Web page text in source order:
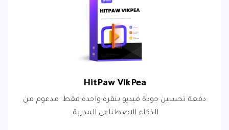
HitPaw VikPea
دفعة تحسين جودة فيديو بنقرة واحدة فقط. مدعوم من
الذكاء الاصطناعي المدربة.